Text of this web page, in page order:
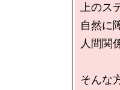
上のス
自然に
人間関